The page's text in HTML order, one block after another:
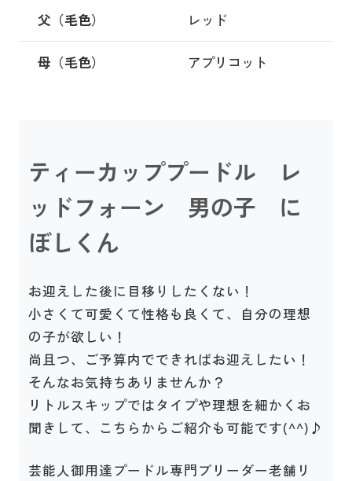
父（毛色） レッド
母（毛色） アプリコット
ティーカッププードル レ
ッドフォーン 男の子 に
ぼしくん
お迎えした後に目移りしたくない！
小さくて可愛くて性格も良くて、自分の理想
の子が欲しい！
尚且つ、ご予算内でできればお迎えしたい！
そんなお気持ちありませんか？
リトルスキップではタイプや理想を細かくお
聞きして、こちらからご紹介も可能です(^^)♪
芸能人御用達プードル専門ブリーダー老舗リ